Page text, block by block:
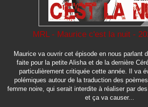
MRL - Maurice c'est la nuit -
Maurice va ouvrir cet épisode en nous parlant
faite pour la petite Alisha et de la dernière
particulièrement critiquée cette année. Il va
polémiques autour de la traduction des poèmes
femme noire, qui serait interdite à réaliser par
et ça va causer...